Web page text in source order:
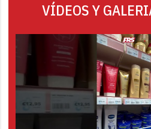
VÍDEOS Y